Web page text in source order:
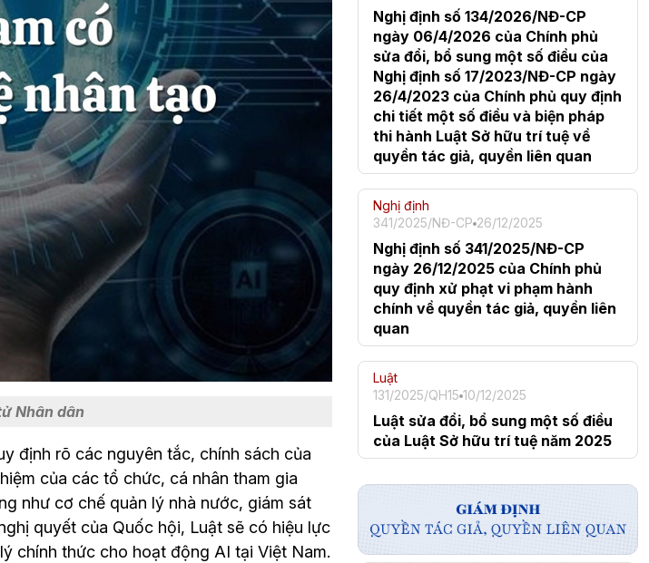
Nhân dân
định rõ các nguyên tắc, chính sách của
của các tổ chức, cá nhân tham gia
như cơ chế quản lý nhà nước, giám sát
quyết của Quốc hội, Luật sẽ có hiệu lực
chính thức cho hoạt động AI tại Việt Nam.
Nghị định số 134/2026/NĐ-CP
ngày 06/4/2026 của Chính phủ
sửa đổi, bổ sung một số điều của
Nghị định số 17/2023/NĐ-CP ngày
26/4/2023 của Chính phủ quy định
chi tiết một số điều và biện pháp
thi hành Luật Sở hữu trí tuệ về
quyền tác giả, quyền liên quan
Nghị định
341/2025/NĐ-CP 26/12/2025
Nghị định số 341/2025/NĐ-CP
ngày 26/12/2025 của Chính phủ
quy định xử phạt vi phạm hành
chính về quyền tác giả, quyền liên
quan
Luật
131/2025/QH15 10/12/2025
Luật sửa đổi, bổ sung một số điều
của Luật Sở hữu trí tuệ năm 2025